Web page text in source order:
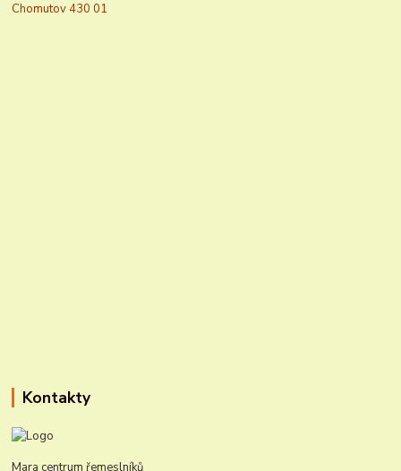
Chomutov 430 01
Kontakty
Mara centrum řemeslníků